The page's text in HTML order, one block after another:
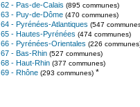
62 - Pas-de-Calais (895 communes)
63 - Puy-de-Dôme (470 communes)
64 - Pyrénées-Atlantiques (547
65 - Hautes-Pyrénées (474 communes)
66 - Pyrénées-Orientales (226
67 - Bas-Rhin (527 communes)
68 - Haut-Rhin (377 communes)
69 - Rhône (293 communes) *